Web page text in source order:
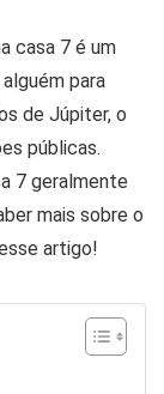
casa 7 é um
para
de Júpiter, o
públicas.
7 geralmente
mais sobre o
artigo!